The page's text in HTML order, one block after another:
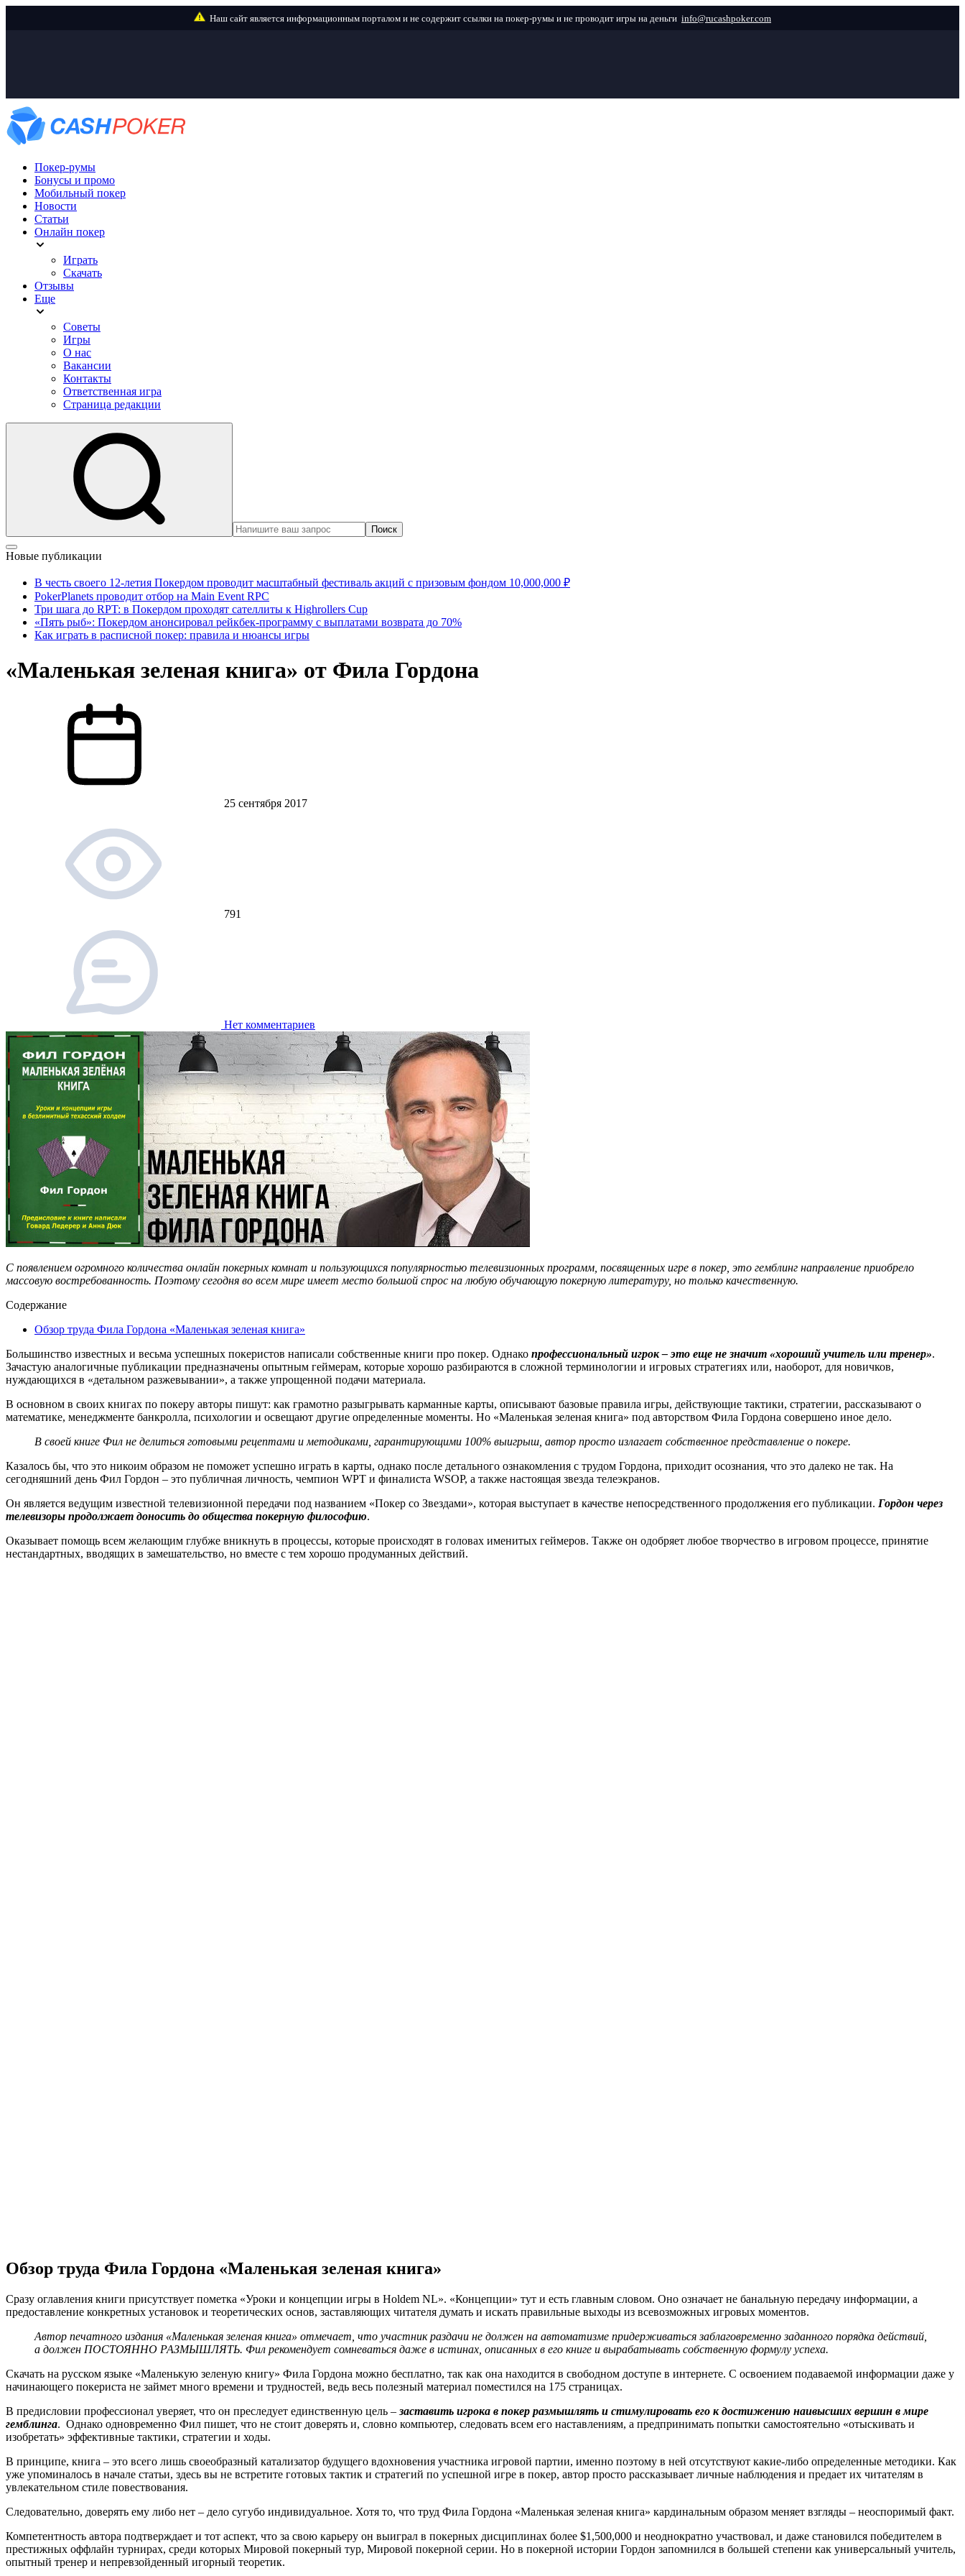
info@rucashpoker.com
Покер-румы
Бонусы и промо
Мобильный покер
Новости
Статьи
Онлайн покер
Играть
Скачать
Отзывы
Еще
Советы
Игры
О нас
Вакансии
Контакты
Ответственная игра
Страница редакции
Поиск
Новые публикации
В честь своего 12-летия Покердом проводит масштабный фестиваль акций с призовым фондом 10,000,000 ₽
PokerPlanets проводит отбор на Main Event RPC
Три шага до RPT: в Покердом проходят сателлиты к Highrollers Cup
«Пять рыб»: Покердом анонсировал рейкбек-программу с выплатами возврата до 70%
Как играть в расписной покер: правила и нюансы игры
«Маленькая зеленая книга» от Фила Гордона
25 сентября 2017
791
Нет комментариев
С появлением огромного количества онлайн покерных комнат и пользующихся популярностью телевизионных программ, посвященных игре в покер, это гемблинг направление приобрело
массовую востребованность. Поэтому сегодня во всем мире имеет место большой спрос на любую обучающую покерную литературу, но только качественную.
Содержание
Обзор труда Фила Гордона «Маленькая зеленая книга»
Большинство известных и весьма успешных покеристов написали собственные книги про покер. Однако профессиональный игрок – это еще не значит «хороший учитель или тренер».
Зачастую аналогичные публикации предназначены опытным геймерам, которые хорошо разбираются в сложной терминологии и игровых стратегиях или, наоборот, для новичков,
нуждающихся в «детальном разжевывании», а также упрощенной подачи материала.
В основном в своих книгах по покеру авторы пишут: как грамотно разыгрывать карманные карты, описывают базовые правила игры, действующие тактики, стратегии, рассказывают о
математике, менеджменте банкролла, психологии и освещают другие определенные моменты. Но «Маленькая зеленая книга» под авторством Фила Гордона совершено иное дело.
В своей книге Фил не делиться готовыми рецептами и методиками, гарантирующими 100% выигрыш, автор просто излагает собственное представление о покере.
Казалось бы, что это никоим образом не поможет успешно играть в карты, однако после детального ознакомления с трудом Гордона, приходит осознания, что это далеко не так. На
сегодняшний день Фил Гордон – это публичная личность, чемпион WPT и финалиста WSOP, а также настоящая звезда телеэкранов.
Он является ведущим известной телевизионной передачи под названием «Покер со Звездами», которая выступает в качестве непосредственного продолжения его публикации. Гордон через
телевизоры продолжает доносить до общества покерную философию.
Оказывает помощь всем желающим глубже вникнуть в процессы, которые происходят в головах именитых геймеров. Также он одобряет любое творчество в игровом процессе, принятие
нестандартных, вводящих в замешательство, но вместе с тем хорошо продуманных действий.
Обзор труда Фила Гордона «Маленькая зеленая книга»
Сразу оглавления книги присутствует пометка «Уроки и концепции игры в Holdem NL». «Концепции» тут и есть главным словом. Оно означает не банальную передачу информации, а
предоставление конкретных установок и теоретических основ, заставляющих читателя думать и искать правильные выходы из всевозможных игровых моментов.
Автор печатного издания «Маленькая зеленая книга» отмечает, что участник раздачи не должен на автоматизме придерживаться заблаговременно заданного порядка действий,
а должен ПОСТОЯННО РАЗМЫШЛЯТЬ. Фил рекомендует сомневаться даже в истинах, описанных в его книге и вырабатывать собственную формулу успеха.
Скачать на русском языке «Маленькую зеленую книгу» Фила Гордона можно бесплатно, так как она находится в свободном доступе в интернете. С освоением подаваемой информации даже у
начинающего покериста не займет много времени и трудностей, ведь весь полезный материал поместился на 175 страницах.
В предисловии профессионал уверяет, что он преследует единственную цель – заставить игрока в покер размышлять и стимулировать его к достижению наивысших вершин в мире
гемблинга. Однако одновременно Фил пишет, что не стоит доверять и, словно компьютер, следовать всем его наставлениям, а предпринимать попытки самостоятельно «отыскивать и
изобретать» эффективные тактики, стратегии и ходы.
В принципе, книга – это всего лишь своеобразный катализатор будущего вдохновения участника игровой партии, именно поэтому в ней отсутствуют какие-либо определенные методики. Как
уже упоминалось в начале статьи, здесь вы не встретите готовых тактик и стратегий по успешной игре в покер, автор просто рассказывает личные наблюдения и предает их читателям в
увлекательном стиле повествования.
Следовательно, доверять ему либо нет – дело сугубо индивидуальное. Хотя то, что труд Фила Гордона «Маленькая зеленая книга» кардинальным образом меняет взгляды – неоспоримый факт.
Компетентность автора подтверждает и тот аспект, что за свою карьеру он выиграл в покерных дисциплинах более $1,500,000 и неоднократно участвовал, и даже становился победителем в
престижных оффлайн турнирах, среди которых Мировой покерный тур, Мировой покерной серии. Но в покерной истории Гордон запомнился в большей степени как универсальный учитель,
опытный тренер и непревзойденный игорный теоретик.